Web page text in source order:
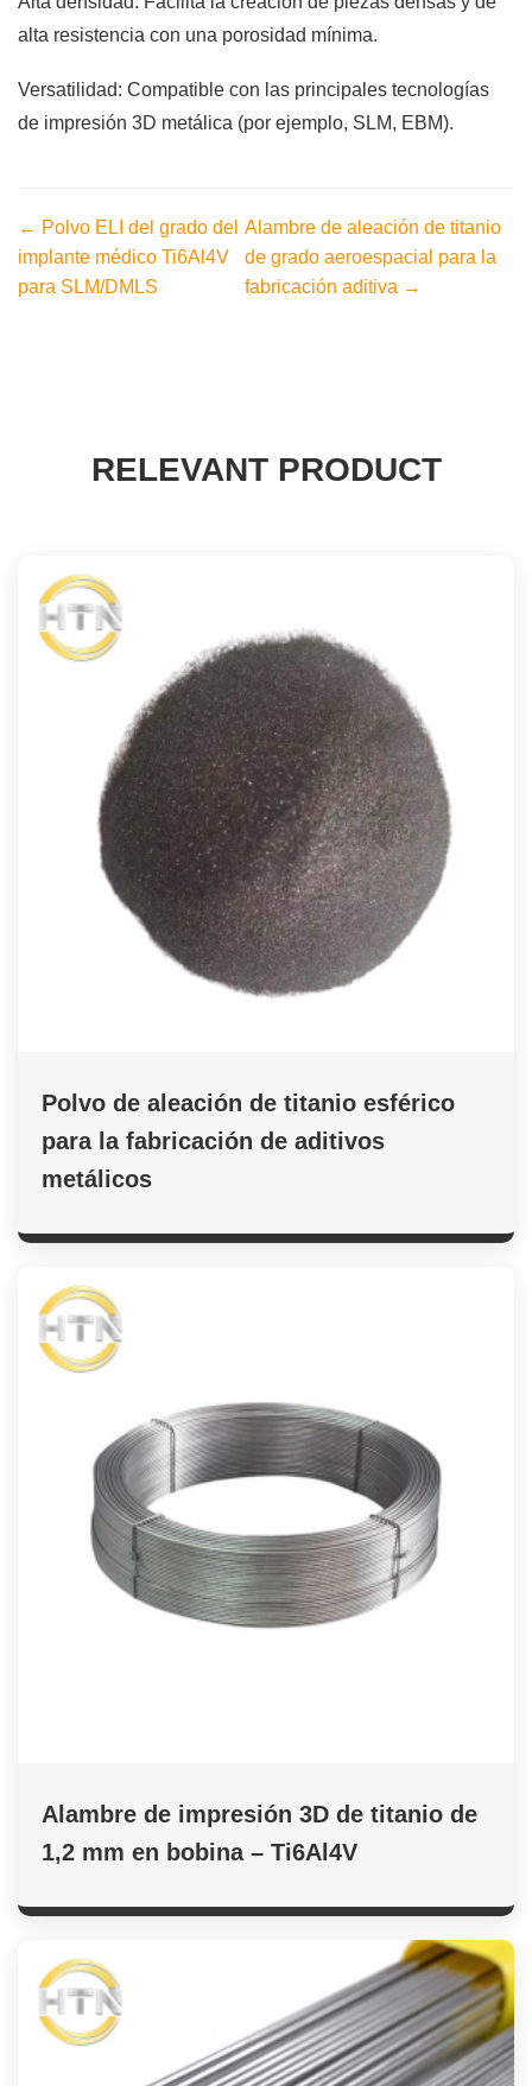
alta resistencia con una porosidad mínima.
Versatilidad: Compatible con las principales tecnologías
de impresión 3D metálica (por ejemplo, SLM, EBM).
← Polvo ELI del grado del
implante médico Ti6Al4V
para SLM/DMLS
Alambre de aleación de titanio
de grado aeroespacial para la
fabricación aditiva →
RELEVANT PRODUCT
Polvo de aleación de titanio esférico
para la fabricación de aditivos
metálicos
Alambre de impresión 3D de titanio de
1,2 mm en bobina – Ti6Al4V